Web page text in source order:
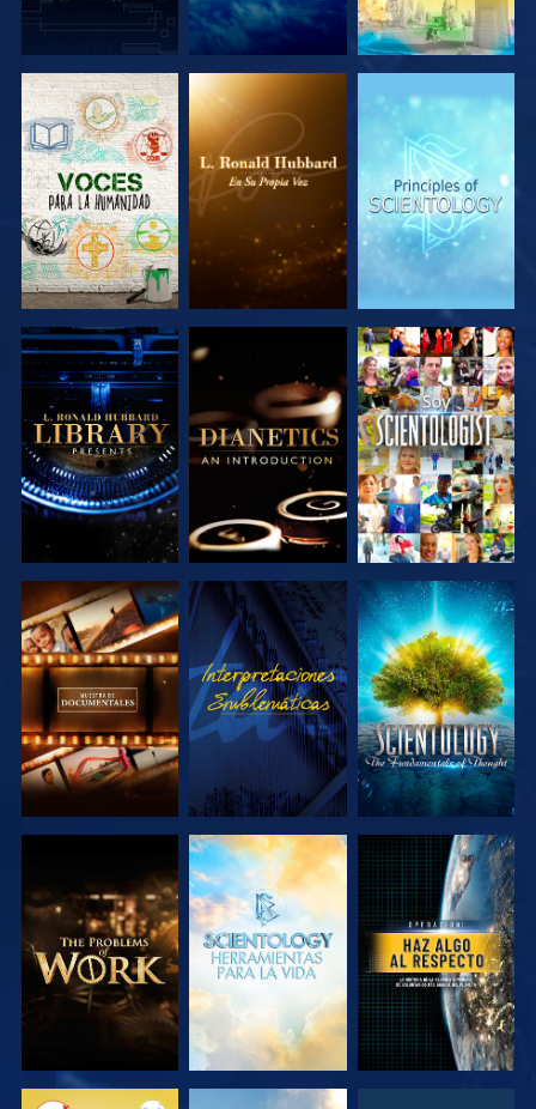
EXPLORA LAS
SERIES
EXPLORA LAS
SERIES
EXPLORA LAS
SERIES
EXPLORA LAS
SERIES
EXPLORA LAS
SERIES
VE
EXPLORA LAS
SERIES
VE
EXPLORA LAS
SERIES
EXPLORA LAS
SERIES
EXPLORA LAS
SERIES
VE